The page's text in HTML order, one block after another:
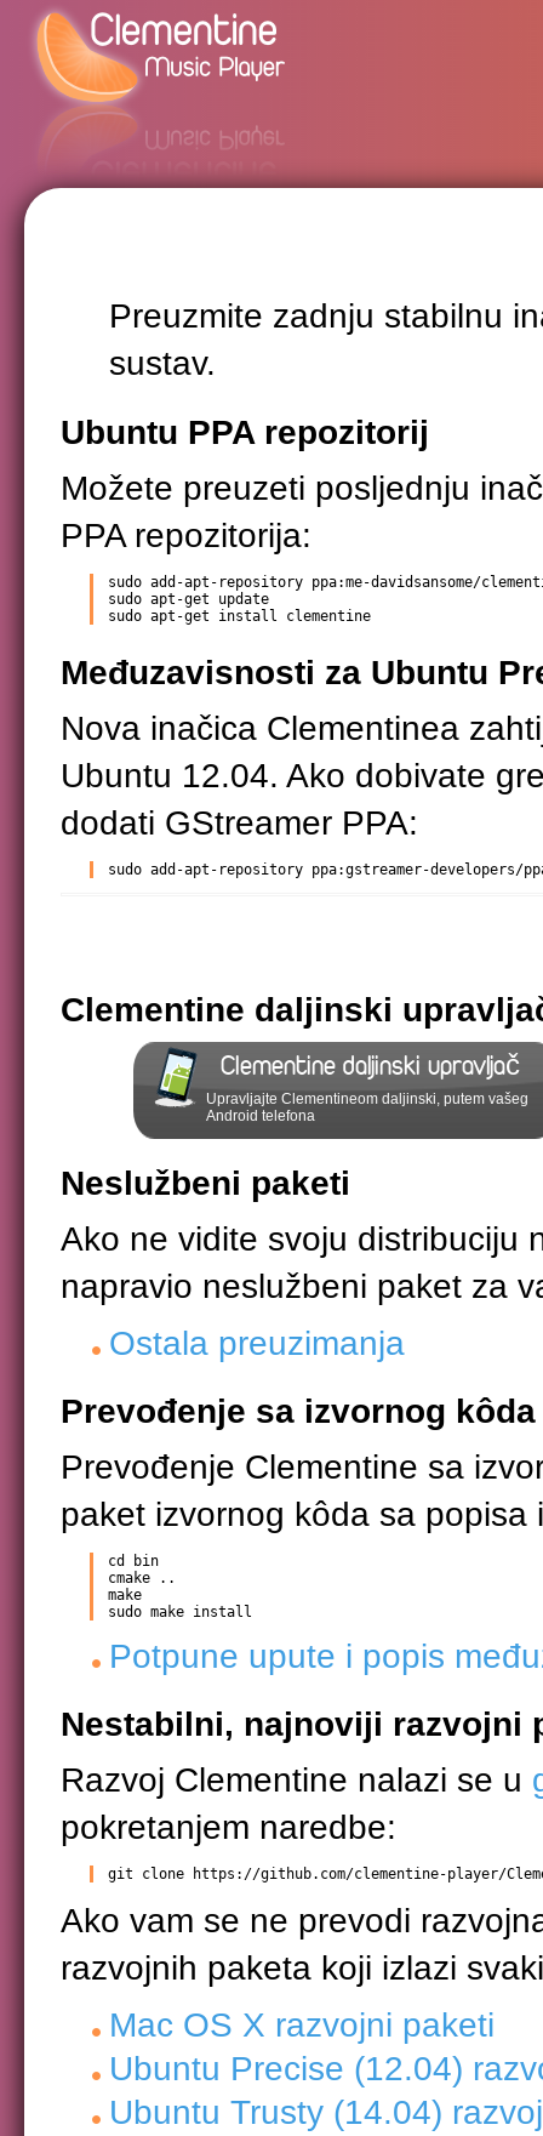
Preuzmite zadnju stabilnu
sustav.
Ubuntu PPA repozitorij
Možete preuzeti posljednju
PPA repozitorija:
sudo add-apt-repository ppa:me-davidsansome/
sudo apt-get update
sudo apt-get install clementine
Međuzavisnosti za Ubuntu
Nova inačica Clementinea
Ubuntu 12.04. Ako dobivate
dodati GStreamer PPA:
sudo add-apt-repository ppa:gstreamer-developers/
Clementine daljinski
Clementine daljinski upravljač
Upravljajte Clementineom daljinski, putem vašeg
Android telefona
Neslužbeni paketi
Ako ne vidite svoju distribuciju
napravio neslužbeni paket za
Ostala preuzimanja
Prevođenje sa izvornog kôda
Prevođenje Clementine sa
paket izvornog kôda sa
cd bin
cmake ..
make
sudo make install
Potpune upute i popis
Nestabilni, najnoviji razvojni
Razvoj Clementine nalazi se u
pokretanjem naredbe:
git clone https://github.com/clementine-player/
Ako vam se ne prevodi
razvojnih paketa koji izlazi
Mac OS X razvojni paketi
Ubuntu Precise (12.04)
Ubuntu Trusty (14.04)